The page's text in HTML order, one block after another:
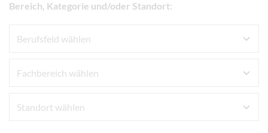
Bereich, Kategorie und/oder Standort: